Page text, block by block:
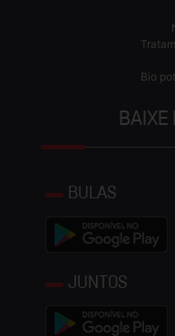
Bio
BAIXE
BULAS
JUNTOS